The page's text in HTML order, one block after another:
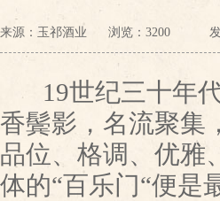
来源：玉祁酒业 浏览： 3200
19世纪三十年
香鬓影，名流聚集
品位、格调、优雅
体的“百乐门“便是